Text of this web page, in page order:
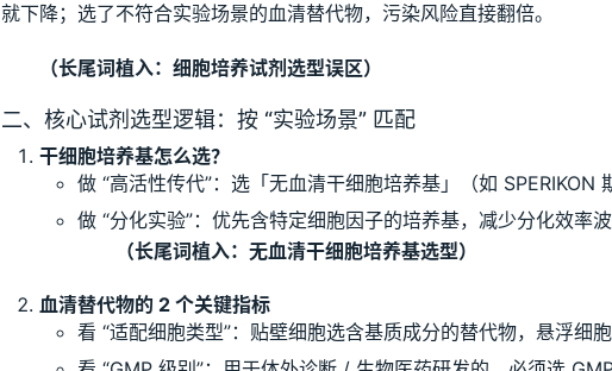
就下降；选了不符合实验场景的血清替代物，污染风险直接翻倍。
（长尾词植入：细胞培养试剂选型误区）
二、核心试剂选型逻辑：按 “实验场景” 匹配
干细胞培养基怎么选？
做 “高活性传代”：选「无血清干细胞培养基」（如 SPERIKON
做 “分化实验”：优先含特定细胞因子的培养基，减少分化效率波
（长尾词植入：无血清干细胞培养基选型）
血清替代物的 2 个关键指标
看 “适配细胞类型”：贴壁细胞选含基质成分的替代物，悬浮细胞